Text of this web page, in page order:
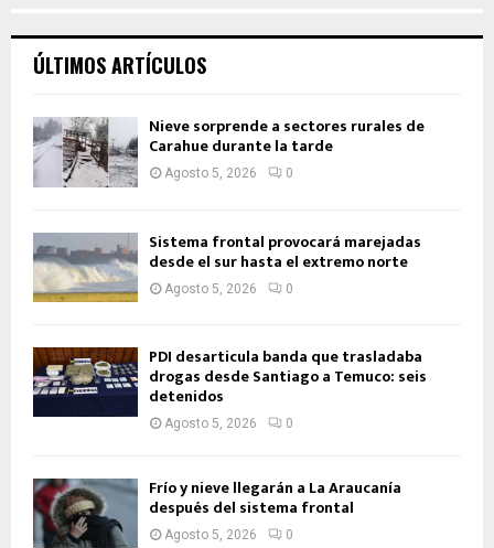
ÚLTIMOS ARTÍCULOS
Nieve sorprende a sectores rurales de
Carahue durante la tarde
Agosto 5, 2026 0
Sistema frontal provocará marejadas
desde el sur hasta el extremo norte
Agosto 5, 2026 0
PDI desarticula banda que trasladaba
drogas desde Santiago a Temuco: seis
detenidos
Agosto 5, 2026 0
Frío y nieve llegarán a La Araucanía
después del sistema frontal
Agosto 5, 2026 0